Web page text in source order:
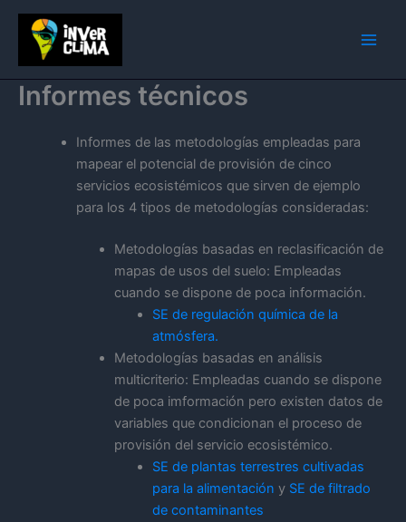
contenido
Informes técnicos
Informes de las metodologías empleadas para
mapear el potencial de provisión de cinco
servicios ecosistémicos que sirven de ejemplo
para los 4 tipos de metodologías consideradas:
Metodologías basadas en reclasificación de
mapas de usos del suelo: Empleadas
cuando se dispone de poca información.
SE de regulación química de la
atmósfera.
Metodologías basadas en análisis
multicriterio: Empleadas cuando se dispone
de poca imformación pero existen datos de
variables que condicionan el proceso de
provisión del servicio ecosistémico.
SE de plantas terrestres cultivadas
para la alimentación y SE de filtrado
de contaminantes